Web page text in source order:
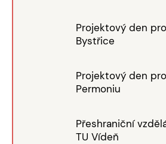
Projektový den
Bystřice
Projektový den
Permoniu
Přeshraniční
TU Vídeň